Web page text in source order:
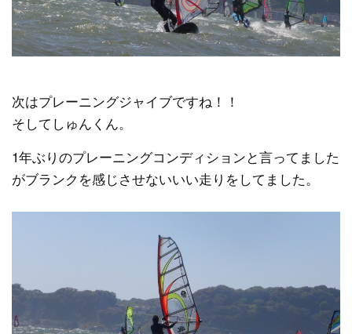
次はプレーニングジャイブですね！！
そしてしゅんくん。
1年ぶりのプレーニングコンディションと言ってました
がブランクを感じさせないいい走りをしてました。